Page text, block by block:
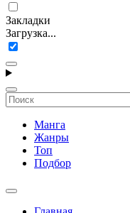
Закладки
Загрузка...
Манга
Жанры
Топ
Подбор